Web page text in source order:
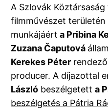
A Szlovák
filmművészet
munkájáért a Pribina
Zuzana Čaputová
Kerekes Péter
producer. A díjazottal
László beszélgetetta
beszélgetés a Pátria